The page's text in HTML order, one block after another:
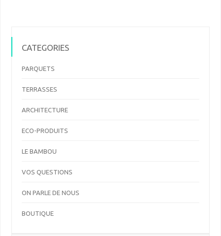
CATEGORIES
PARQUETS
TERRASSES
ARCHITECTURE
ECO-PRODUITS
LE BAMBOU
VOS QUESTIONS
ON PARLE DE NOUS
BOUTIQUE